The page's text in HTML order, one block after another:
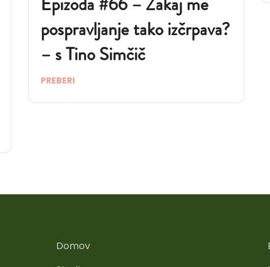
pospravljanje tako izčrpava?
– s Tino Simčič
PREBERI
Domov